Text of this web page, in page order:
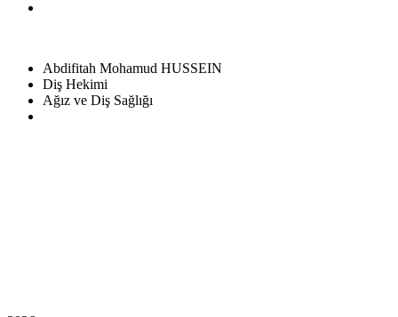
Abdifitah Mohamud HUSSEIN
Diş Hekimi
Ağız ve Diş Sağlığı